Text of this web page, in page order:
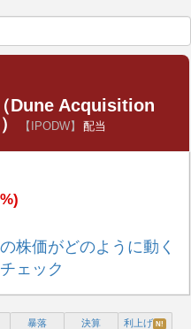
Dune Acquisition
【IPODW】 配当
株価がどのように動く
ェック
暴落 決算 利上げ N!